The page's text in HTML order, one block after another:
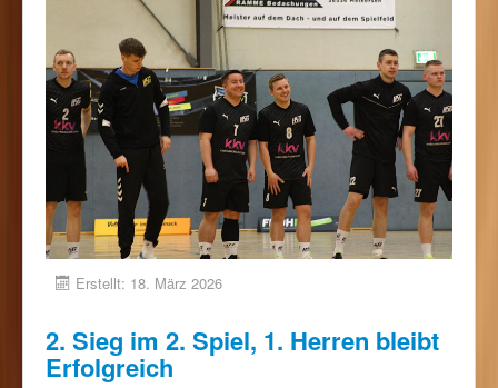
Erstellt: 18. März 2026
2. Sieg im 2. Spiel, 1. Herren bleibt
Erfolgreich